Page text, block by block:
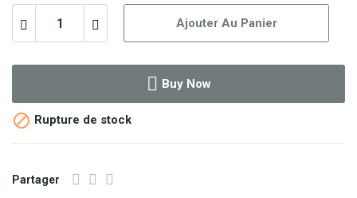
Ajouter Au Panier
Buy Now
 Rupture de stock
Partager